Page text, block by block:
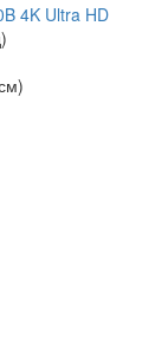
4K Ultra HD